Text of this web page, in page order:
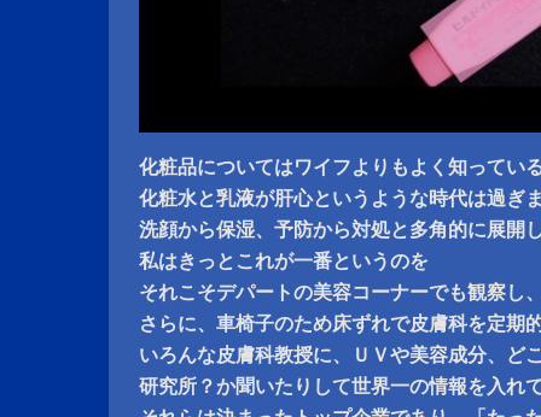
化粧品についてはワイフよりもよく知ってい
化粧水と乳液が肝心というような時代は過ぎ
洗顔から保湿、予防から対処と多角的に展開
私はきっとこれが一番というのを
それこそデパートの美容コーナーでも観察し
さらに、車椅子のため床ずれで皮膚科を定期
いろんな皮膚科教授に、ＵＶや美容成分、ど
研究所？か聞いたりして世界一の情報を入れ